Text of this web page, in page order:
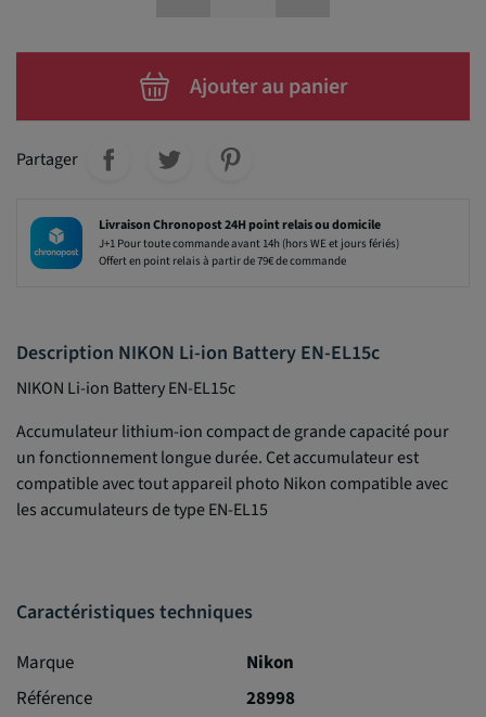
Ajouter au panier
Partager
Livraison Chronopost 24H point relais ou domicile
J+1 Pour toute commande avant 14h (hors WE et jours fériés)
Offert en point relais à partir de 79€ de commande
Description NIKON Li-ion Battery EN-EL15c
NIKON Li-ion Battery EN-EL15c
Accumulateur lithium-ion compact de grande capacité pour
un fonctionnement longue durée. Cet accumulateur est
compatible avec tout appareil photo Nikon compatible avec
les accumulateurs de type EN-EL15
Caractéristiques techniques
Marque
Nikon
Référence
28998